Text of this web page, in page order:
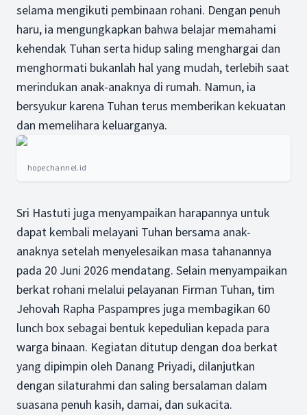
selama mengikuti pembinaan rohani. Dengan penuh
haru, ia mengungkapkan bahwa belajar memahami
kehendak Tuhan serta hidup saling menghargai dan
menghormati bukanlah hal yang mudah, terlebih saat
merindukan anak-anaknya di rumah. Namun, ia
bersyukur karena Tuhan terus memberikan kekuatan
dan memelihara keluarganya.
hopechannel.id
Sri Hastuti juga menyampaikan harapannya untuk
dapat kembali melayani Tuhan bersama anak-
anaknya setelah menyelesaikan masa tahanannya
pada 20 Juni 2026 mendatang. Selain menyampaikan
berkat rohani melalui pelayanan Firman Tuhan, tim
Jehovah Rapha Paspampres juga membagikan 60
lunch box sebagai bentuk kepedulian kepada para
warga binaan. Kegiatan ditutup dengan doa berkat
yang dipimpin oleh Danang Priyadi, dilanjutkan
dengan silaturahmi dan saling bersalaman dalam
suasana penuh kasih, damai, dan sukacita.